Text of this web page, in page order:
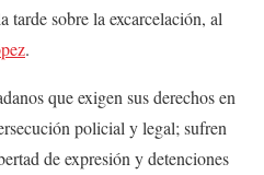
tarde sobre la excarcelación, al
.
que exigen sus derechos en
policial y legal; sufren
de expresión y detenciones